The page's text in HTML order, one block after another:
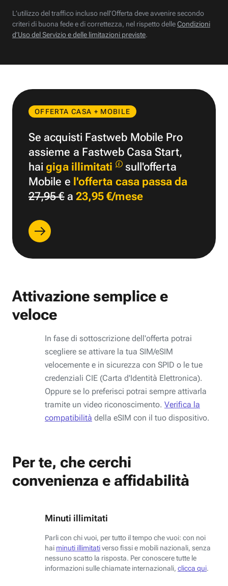
L’utilizzo del traffico incluso nell’Offerta deve avvenire secondo
criteri di buona fede e di correttezza, nel rispetto delleCondizioni
d’Uso del Servizio e delle limitazioni previste.
OFFERTA CASA + MOBILE
Se acquisti Fastweb Mobile Pro
assieme a Fastweb Casa Start,
haigiga illimitati
sull'offerta
Mobile e l'offerta casa passa da
27,95 €a 23,95 €/mese
Attivazione semplice e
veloce
In fase di sottoscrizione dell'offerta potrai
scegliere se attivare la tua SIM/eSIM
velocemente e in sicurezza con SPID o le tue
credenziali CIE (Carta d'Identità Elettronica).
Oppure se lo preferisci potrai sempre attivarla
tramite un video riconoscimento. Verifica la
compatibilità della eSIM con il tuo dispositivo.
Per te, che cerchi
convenienza e affidabilità
Minuti illimitati
Parli con chi vuoi, per tutto il tempo che vuoi: con noi
hai minuti illimitativerso fissi e mobili nazionali, senza
nessuno scatto la risposta. Per conoscere tutte le
informazioni sulle chiamate internazionali, clicca qui.